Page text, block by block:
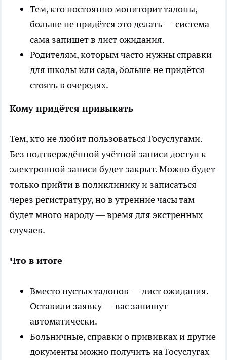
Тем, кто постоянно мониторит талоны,
больше не придётся это делать — система
сама запишет в лист ожидания.
Родителям, которым часто нужны справки
для школы или сада, больше не придётся
стоять в очередях.
Кому придётся привыкать
Тем, кто не любит пользоваться Госуслугами.
Без подтверждённой учётной записи доступ к
электронной записи будет закрыт. Можно будет
только прийти в поликлинику и записаться
через регистратуру, но в утренние часы там
будет много народу — время для экстренных
случаев.
Что в итоге
Вместо пустых талонов — лист ожидания.
Оставили заявку — вас запишут
автоматически.
Больничные, справки о прививках и другие
документы можно получить на Госуслугах